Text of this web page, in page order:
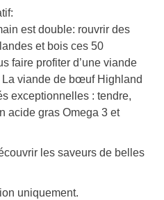
est double: rouvrir des
et bois ces 50
faire profiter d’une viande
viande de bœuf Highland
exceptionnelles : tendre,
acide gras Omega 3 et
les saveurs de belles
uniquement.